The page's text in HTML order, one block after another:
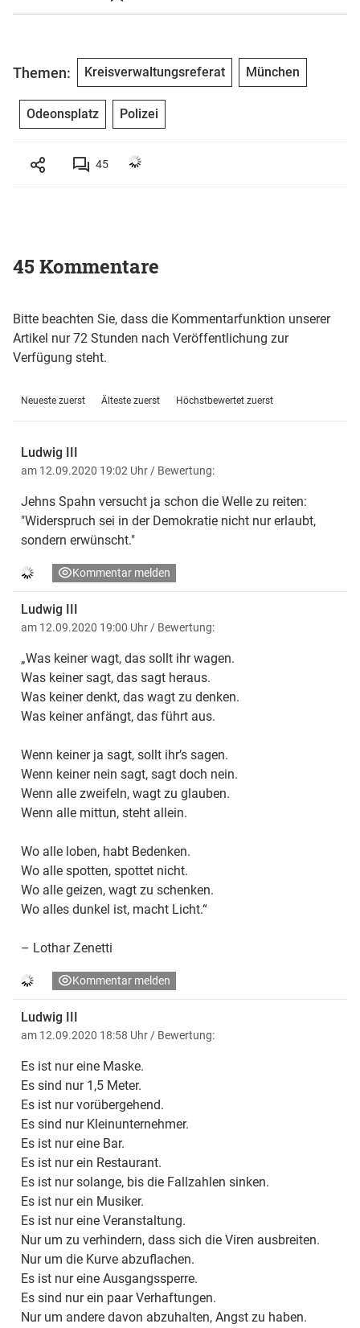
Themen: Kreisverwaltungsreferat München
Odeonsplatz Polizei
45
45 Kommentare
Bitte beachten Sie, dass die Kommentarfunktion unserer
Artikel nur 72 Stunden nach Veröffentlichung zur
Verfügung steht.
Neueste zuerst Älteste zuerst Höchstbewertet zuerst
Ludwig III
am 12.09.2020 19:02 Uhr / Bewertung:
Jehns Spahn versucht ja schon die Welle zu reiten:
"Widerspruch sei in der Demokratie nicht nur erlaubt,
sondern erwünscht."
Kommentar melden
Ludwig III
am 12.09.2020 19:00 Uhr / Bewertung:
„Was keiner wagt, das sollt ihr wagen.
Was keiner sagt, das sagt heraus.
Was keiner denkt, das wagt zu denken.
Was keiner anfängt, das führt aus.
Wenn keiner ja sagt, sollt ihr’s sagen.
Wenn keiner nein sagt, sagt doch nein.
Wenn alle zweifeln, wagt zu glauben.
Wenn alle mittun, steht allein.
Wo alle loben, habt Bedenken.
Wo alle spotten, spottet nicht.
Wo alle geizen, wagt zu schenken.
Wo alles dunkel ist, macht Licht.“
– Lothar Zenetti
Kommentar melden
Ludwig III
am 12.09.2020 18:58 Uhr / Bewertung:
Es ist nur eine Maske.
Es sind nur 1,5 Meter.
Es ist nur vorübergehend.
Es sind nur Kleinunternehmer.
Es ist nur eine Bar.
Es ist nur ein Restaurant.
Es ist nur solange, bis die Fallzahlen sinken.
Es ist nur ein Musiker.
Es ist nur eine Veranstaltung.
Nur um zu verhindern, dass sich die Viren ausbreiten.
Nur um die Kurve abzuflachen.
Es ist nur eine Ausgangssperre.
Es sind nur ein paar Verhaftungen.
Nur um andere davon abzuhalten, Angst zu haben.